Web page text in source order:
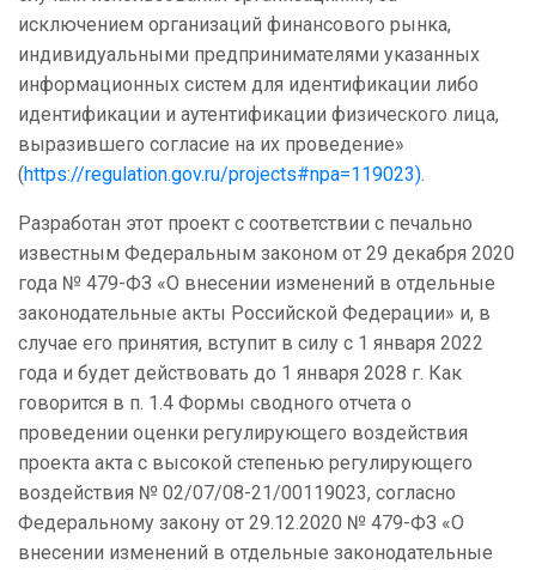
исключением организаций финансового рынка,
индивидуальными предпринимателями указанных
информационных систем для идентификации либо
идентификации и аутентификации физического лица,
выразившего согласие на их проведение»
(https://regulation.gov.ru/projects#npa=119023).
Разработан этот проект с соответствии с печально
известным Федеральным законом от 29 декабря 2020
года № 479-ФЗ «О внесении изменений в отдельные
законодательные акты Российской Федерации» и, в
случае его принятия, вступит в силу с 1 января 2022
года и будет действовать до 1 января 2028 г. Как
говорится в п. 1.4 Формы сводного отчета о
проведении оценки регулирующего воздействия
проекта акта с высокой степенью регулирующего
воздействия № 02/07/08-21/00119023, согласно
Федеральному закону от 29.12.2020 № 479-ФЗ «О
внесении изменений в отдельные законодательные